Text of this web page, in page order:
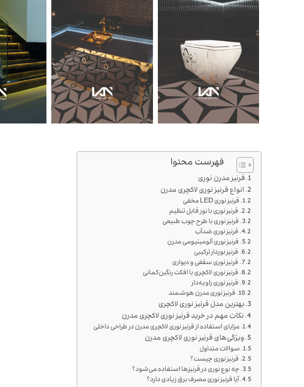
فهرست محتوا
قرنیز مدرن نوری
انواع قرنیز نوری لاکچری مدرن
قرنیز نوری LED مخفی
قرنیز نوری با نور قابل تنظیم
قرنیز نوری با طرح چوب طبیعی
قرنیز نوری ضدآب
قرنیز نوری آلومینیومی مدرن
قرنیز نوردار ترکیبی
قرنیز نوری سقفی و دیواری
قرنیز نوری لاکچری با افکت رنگین‌کمانی
قرنیز نوری زاویه‌دار
قرنیز نوری مدرن هوشمند
بهترین مدل قرنیز نوری لاکچری
نکات مهم در خرید قرنیز نوری لاکچری مدرن
مزایای استفاده از قرنیز نوری لاکچری مدرن در طراحی داخلی
ویژگی‌های قرنیز نوری لاکچری مدرن
سوالات متداول
قرنیز نوری چیست؟
چه نوع نوری در قرنیزها استفاده می‌شود؟
آیا قرنیز نوری مصرف برق زیادی دارد؟